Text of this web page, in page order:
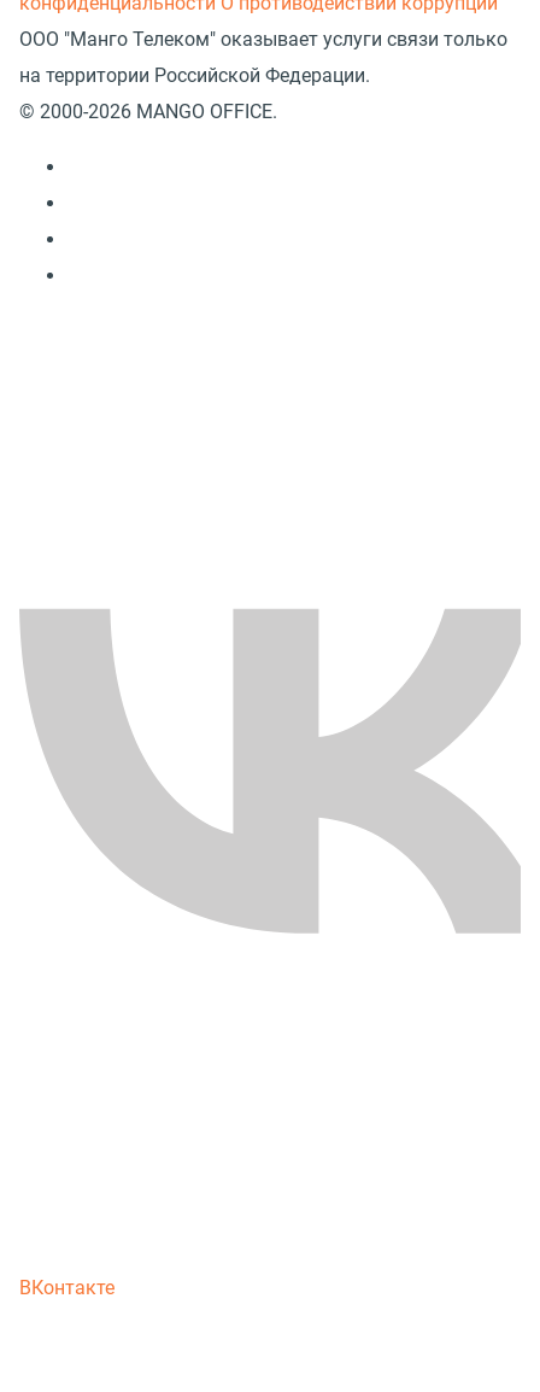
ООО "Манго Телеком" оказывает услуги связи только
на территории Российской Федерации.
© 2000-2026 MANGO OFFICE.
ВКонтакте